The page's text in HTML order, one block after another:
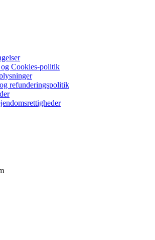
Cookies-politik
refunderingspolitik